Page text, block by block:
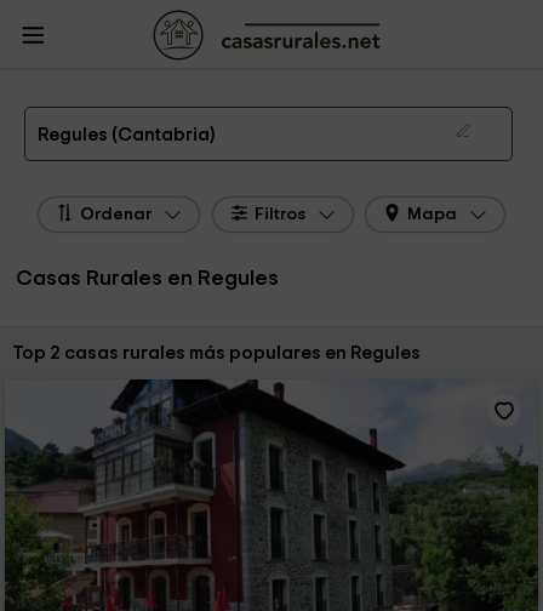
Casas Rurales
Regules
Las 2 mejores casas rurales en Regules de 2026
Regules (Cantabria)
Ordenar Filtros Mapa
Casas Rurales en Regules
Ordenar por:
Top 2 casas rurales más populares en Regules